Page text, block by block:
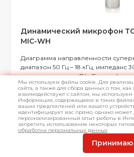
Динамический микрофон TC
MIC-WH
Диаграмма направленности
диапазон 50 Гц – 18 кГц, импеданс
чувствительность -74 дБ, поп-
Арт.L044496
Мы используем файлы cookie. Для
сайта, а также для сбора данных о том, как
взаимодействуют с сайтом, мы
Информация, содержащаяся в таких
ваших предпочтений или вашего
идентифицирует вас прямо, однако может
персонализированный опыт работы в
запретить использование некоторых
обработки персональных данных
Принимаю